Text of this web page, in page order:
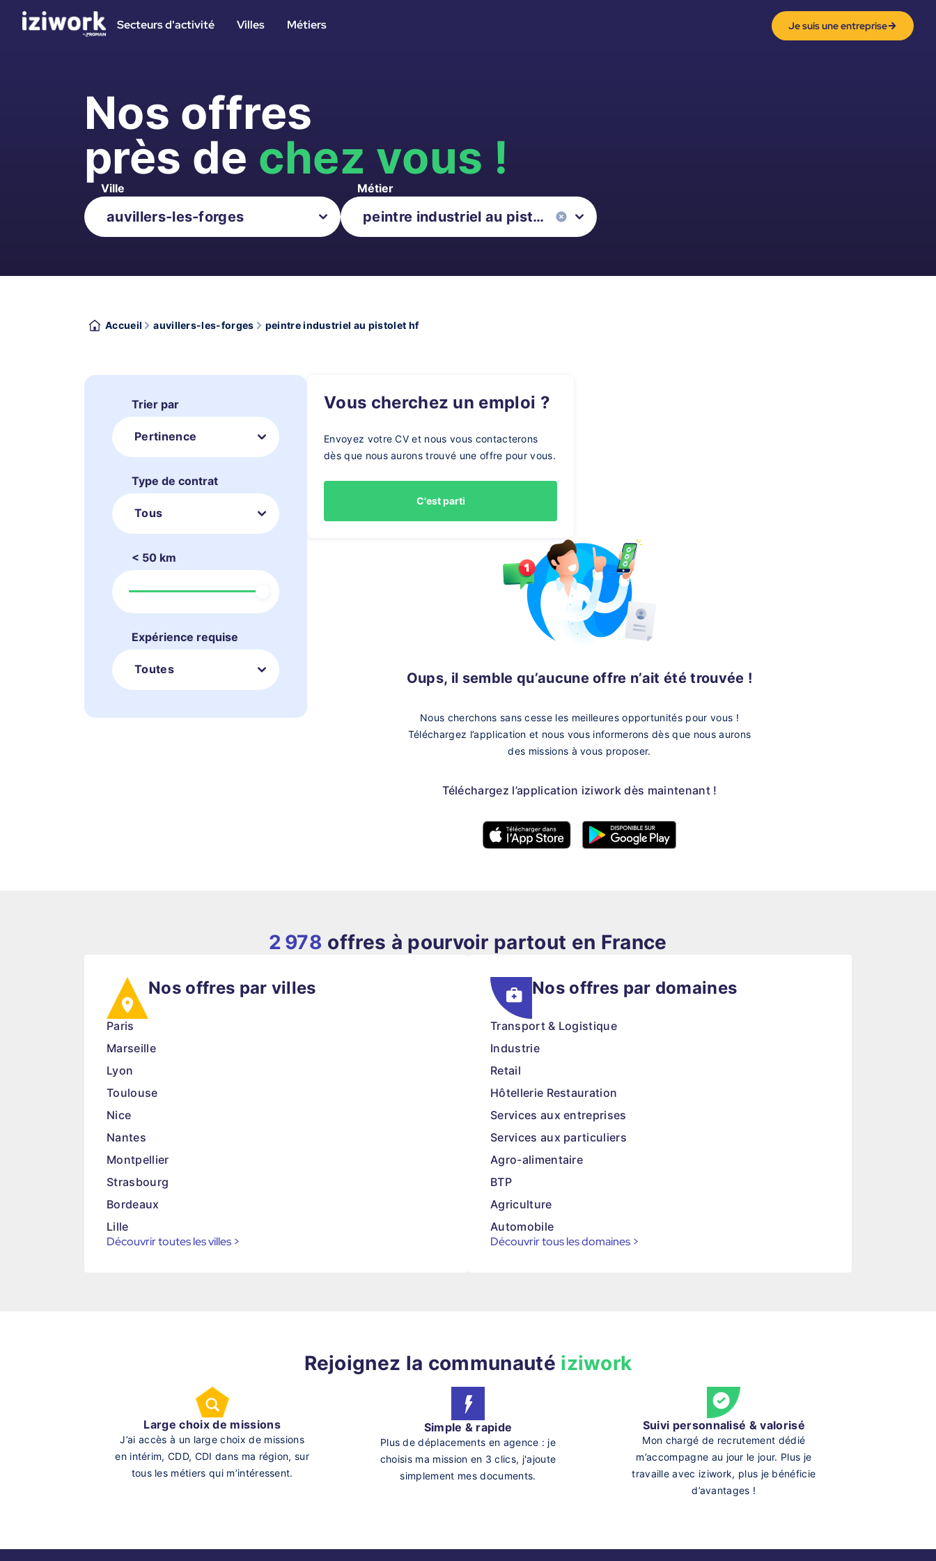
Secteurs d'activité Villes Métiers Je suis une entreprise
Nos offres
près de chez vous !
Ville Métier
Accueil auvillers-les-forges peintre industriel au pistolet hf
Trier par
Pertinence
Type de contrat
Tous
< 50 km
Expérience requise
Toutes
Vous cherchez un emploi ?
Envoyez votre CV et nous vous contacterons
dès que nous aurons trouvé une offre pour vous.
C'est parti
Oups, il semble qu’aucune offre n’ait été trouvée !
Nous cherchons sans cesse les meilleures opportunités pour vous !
Téléchargez l’application et nous vous informerons dès que nous aurons
des missions à vous proposer.
Téléchargez l’application iziwork dès maintenant !
2 978 offres à pourvoir partout en France
Nos offres par villes
Paris
Marseille
Lyon
Toulouse
Nice
Nantes
Montpellier
Strasbourg
Bordeaux
Lille
Découvrir toutes les villes >
Nos offres par domaines
Transport & Logistique
Industrie
Retail
Hôtellerie Restauration
Services aux entreprises
Services aux particuliers
Agro-alimentaire
BTP
Agriculture
Automobile
Découvrir tous les domaines >
Rejoignez la communauté iziwork
Large choix de missions
J’ai accès à un large choix de missions
en intérim, CDD, CDI dans ma région, sur
tous les métiers qui m’intéressent.
Simple & rapide
Plus de déplacements en agence : je
choisis ma mission en 3 clics, j'ajoute
simplement mes documents.
Suivi personnalisé & valorisé
Mon chargé de recrutement dédié
m’accompagne au jour le jour. Plus je
travaille avec iziwork, plus je bénéficie
d’avantages !